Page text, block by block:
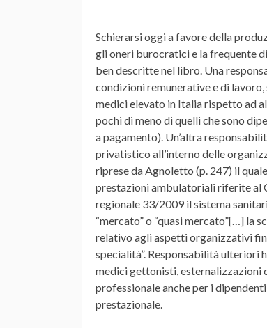
Schierarsi oggi a favore della
gli oneri burocratici e la frequente
ben descritte nel libro. Una
condizioni remunerative e di
medici elevato in Italia rispetto ad
pochi di meno di quelli che sono
a pagamento). Un’altra
privatistico all’interno delle
riprese da Agnoletto (p. 247) il
prestazioni ambulatoriali riferite al
regionale 33/2009 il sistema
“mercato” o “quasi mercato”[…] la
relativo agli aspetti organizzativi
specialità”. Responsabilità ulteriori
medici gettonisti, esternalizzazioni
professionale anche per i
prestazionale.